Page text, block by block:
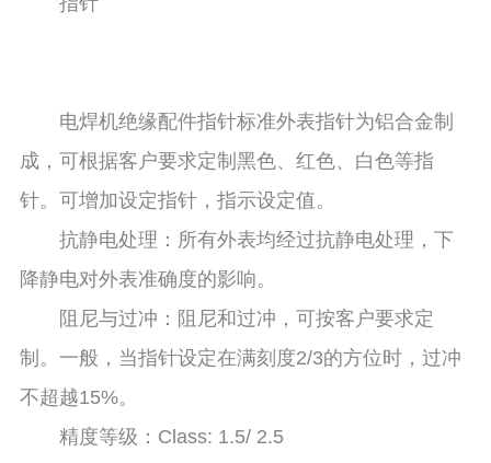
电焊机绝缘配件指针标准外表指针为铝合金制
成，可根据客户要求定制黑色、红色、白色等指
针。可增加设定指针，指示设定值。
抗静电处理：所有外表均经过抗静电处理，下
降静电对外表准确度的影响。
阻尼与过冲：阻尼和过冲，可按客户要求定
制。一般，当指针设定在满刻度2/3的方位时，过冲
不超越15%。
精度等级：Class: 1.5/ 2.5